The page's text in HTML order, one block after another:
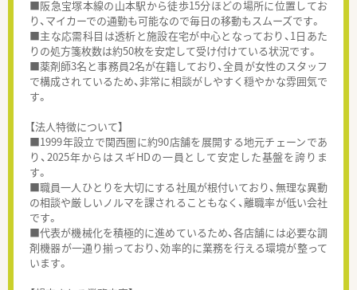
■阪急宝塚本線の山本駅から徒歩15分ほどの場所に位置してお
り、マイカーでの通勤も可能なので毎日の移動もスムーズです。
■主な応需科目は透析と施設在宅が中心となっており、1日あた
りの処方箋枚数は約50枚を安定して受け付けている状況です。
■薬剤師3名と事務員2名が在籍しており、全員が女性のスタッフ
で構成されているため、非常に相談がしやすく穏やかな雰囲気で
す。
【法人特徴について】
■1999年設立で関西圏に約90店舗を展開する地元チェーンであ
り、2025年からはスギHDの一員として安定した基盤を誇りま
す。
■職員一人ひとりを大切にする社風が根付いており、無理な異動
の相談や厳しいノルマを課されることもなく、離職率が低い会社
です。
■代表が機械化を積極的に進めているため、各店舗には必要な調
剤機器が一通り揃っており、効率的に業務を行える環境が整って
います。